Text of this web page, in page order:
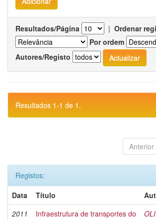
Resultados/Página | Ordenar
Por ordem
Autores/Registo
Resultados 1-1 de 1.
Anterior
Registos:
Data
Título
2011
Infraestrutura de transportes do